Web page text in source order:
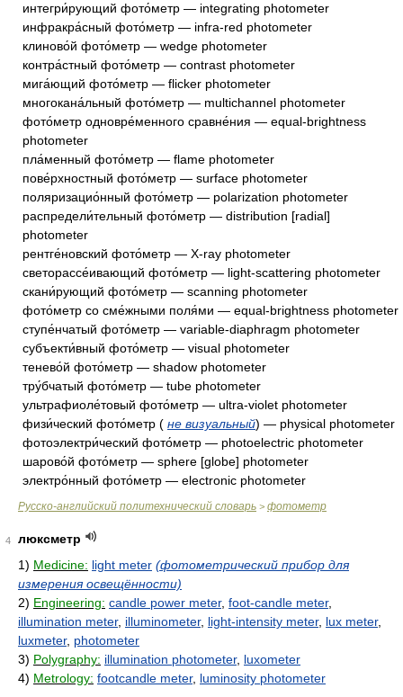
интегри́рующий фото́метр — integrating photometer
инфракра́сный фото́метр — infra-red photometer
клиново́й фото́метр — wedge photometer
контра́стный фото́метр — contrast photometer
мига́ющий фото́метр — flicker photometer
многокана́льный фото́метр — multichannel photometer
фото́метр одновре́менного сравне́ния — equal-brightness
photometer
пла́менный фото́метр — flame photometer
пове́рхностный фото́метр — surface photometer
поляризацио́нный фото́метр — polarization photometer
распредели́тельный фото́метр — distribution [radial]
photometer
рентге́новский фото́метр — X-ray photometer
светорассе́ивающий фото́метр — light-scattering photometer
скани́рующий фото́метр — scanning photometer
фото́метр со сме́жными поля́ми — equal-brightness photometer
ступе́нчатый фото́метр — variable-diaphragm photometer
субъекти́вный фото́метр — visual photometer
тенево́й фото́метр — shadow photometer
тру́бчатый фото́метр — tube photometer
ультрафиоле́товый фото́метр — ultra-violet photometer
физи́ческий фото́метр ( не визуальный) — physical photometer
фотоэлектри́ческий фото́метр — photoelectric photometer
шарово́й фото́метр — sphere [globe] photometer
электро́нный фото́метр — electronic photometer
Русско-английский политехнический словарь > фотометр
4
люксметр
1) Medicine: light meter (фотометрический прибор для
измерения освещённости)
2) Engineering: candle power meter, foot-candle meter,
illumination meter, illuminometer, light-intensity meter, lux meter,
luxmeter, photometer
3) Polygraphy: illumination photometer, luxometer
4) Metrology: footcandle meter, luminosity photometer